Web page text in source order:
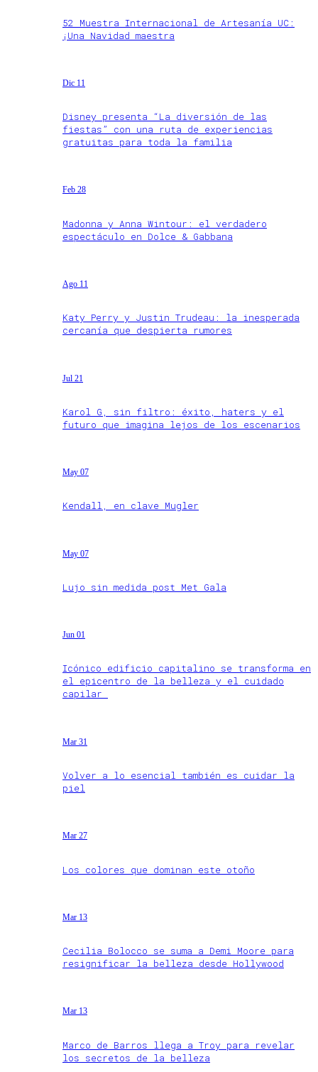
52 Muestra Internacional de Artesanía UC:
¡Una Navidad maestra
Dic 11
Disney presenta “La diversión de las
fiestas” con una ruta de experiencias
gratuitas para toda la familia
Feb 28
Madonna y Anna Wintour: el verdadero
espectáculo en Dolce & Gabbana
Ago 11
Katy Perry y Justin Trudeau: la inesperada
cercanía que despierta rumores
Jul 21
Karol G, sin filtro: éxito, haters y el
futuro que imagina lejos de los escenarios
May 07
Kendall, en clave Mugler
May 07
Lujo sin medida post Met Gala
Jun 01
Icónico edificio capitalino se transforma en
el epicentro de la belleza y el cuidado
capilar
Mar 31
Volver a lo esencial también es cuidar la
piel
Mar 27
Los colores que dominan este otoño
Mar 13
Cecilia Bolocco se suma a Demi Moore para
resignificar la belleza desde Hollywood
Mar 13
Marco de Barros llega a Troy para revelar
los secretos de la belleza